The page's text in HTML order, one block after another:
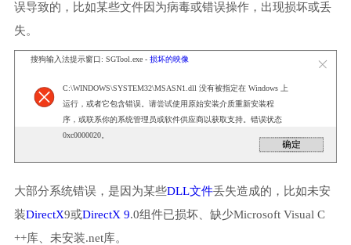
误导致的，比如某些文件因为病毒或错误操作，出现损坏或丢
失。
搜狗输入法提示窗口: SGTool.exe - 损坏的映像
C:\WINDOWS\SYSTEM32\MSASN1.dll 没有被指定在 Windows 上
运行，或者它包含错误。请尝试使用原始安装介质重新安装程
序，或联系你的系统管理员或软件供应商以获取支持。错误状态
0xc0000020。
大部分系统错误，是因为某些DLL文件丢失造成的，比如未安
装DirectX9或DirectX 9.0组件已损坏、缺少Microsoft Visual C
++库、未安装.net库。